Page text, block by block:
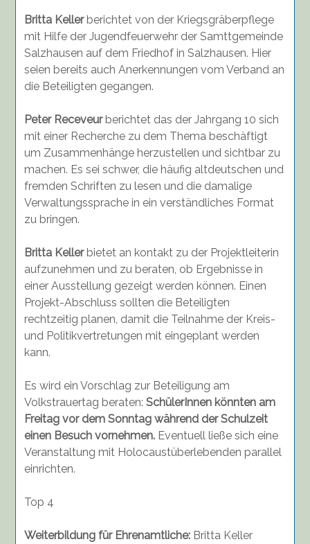
Britta Kellerberichtet von der Kriegsgräberpflege
mit Hilfe der Jugendfeuerwehr der Samttgemeinde
Salzhausen auf dem Friedhof in Salzhausen. Hier
seien bereits auch Anerkennungen vom Verband an
die Beteiligten gegangen.
Peter Receveurberichtet das der Jahrgang 10 sich
mit einer Recherche zu dem Thema beschäftigt
um Zusammenhänge herzustellen und sichtbar zu
machen. Es sei schwer, die häufig altdeutschen und
fremden Schriften zu lesen und die damalige
Verwaltungssprache in ein verständliches Format
zu bringen.
Britta Kellerbietet an kontakt zu der Projektleiterin
aufzunehmen und zu beraten, ob Ergebnisse in
einer Ausstellung gezeigt werden können. Einen
Projekt-Abschluss sollten die Beteiligten
rechtzeitig planen, damit die Teilnahme der Kreis-
und Politikvertretungen mit eingeplant werden
kann.
Es wird ein Vorschlag zur Beteiligung am
Volkstrauertag beraten: SchülerInnen könnten am
Freitag vor dem Sonntag während der Schulzeit
einen Besuch vornehmen.Eventuell ließe sich eine
Veranstaltung mit Holocaustüberlebenden parallel
einrichten.
Top 4
Weiterbildung für Ehrenamtliche:Britta Keller